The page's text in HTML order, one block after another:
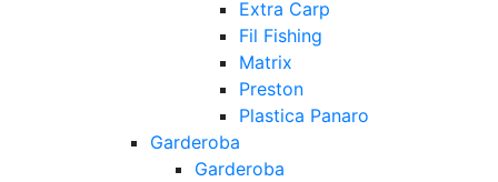
Extra Carp
Fil Fishing
Matrix
Preston
Plastica Panaro
Garderoba
Garderoba